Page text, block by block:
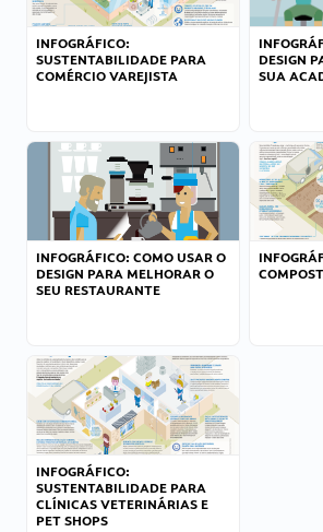
INFOGRÁFICO:
SUSTENTABILIDADE PARA
COMÉRCIO VAREJISTA
DESIGN
SUA
INFOGRÁFICO: COMO USAR O
DESIGN PARA MELHORAR O
SEU RESTAURANTE
INFOGRÁFICO:
SUSTENTABILIDADE PARA
CLÍNICAS VETERINÁRIAS E
PET SHOPS